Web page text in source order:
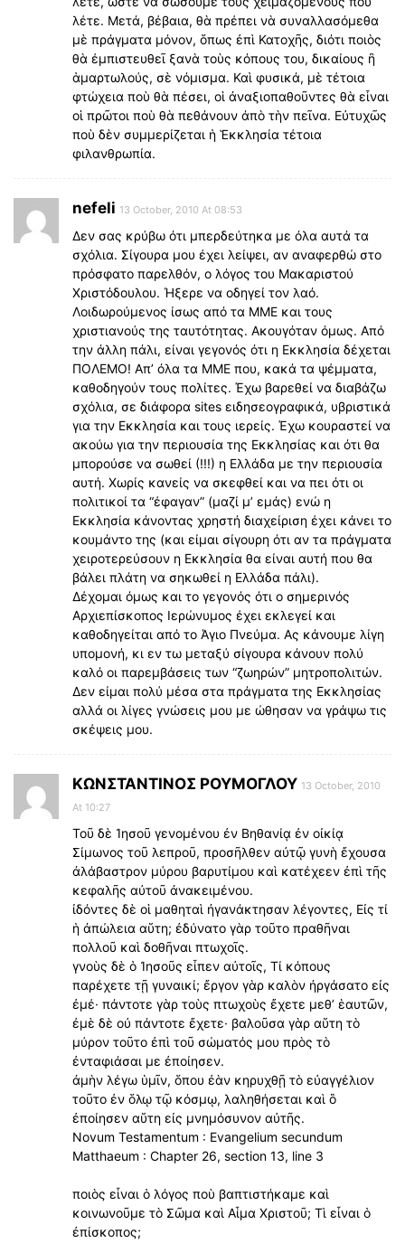
λέτε. Μετά, βέβαια, θὰ πρέπει νὰ συναλλασόμεθα
μὲ πράγματα μόνον, ὅπως ἐπὶ Κατοχῆς, διότι ποιὸς
θὰ έμπιστευθεῖ ξανὰ τοὺς κόπους του, δικαίους ἢ
ἁμαρτωλούς, σὲ νόμισμα. Καὶ φυσικά, μὲ τέτοια
φτώχεια ποὺ θὰ πέσει, οἱ ἀναξιοπαθοῦντες θὰ εἶναι
οἱ πρῶτοι ποὺ θὰ πεθάνουν άπὸ τὴν πεῖνα. Εὐτυχῶς
ποὺ δὲν συμμερίζεται ἡ Ἑκκλησία τέτοια
φιλανθρωπία.
nefeli 13 October, 2010 At 08:53
Δεν σας κρύβω ότι μπερδεύτηκα με όλα αυτά τα
σχόλια. Σίγουρα μου έχει λείψει, αν αναφερθώ στο
πρόσφατο παρελθόν, ο λόγος του Μακαριστού
Χριστόδουλου. Ήξερε να οδηγεί τον λαό.
Λοιδωρούμενος ίσως από τα ΜΜΕ και τους
χριστιανούς της ταυτότητας. Ακουγόταν όμως. Από
την άλλη πάλι, είναι γεγονός ότι η Εκκλησία δέχεται
ΠΟΛΕΜΟ! Απ’ όλα τα ΜΜΕ που, κακά τα ψέμματα,
καθοδηγούν τους πολίτες. Έχω βαρεθεί να διαβάζω
σχόλια, σε διάφορα sites ειδησεογραφικά, υβριστικά
για την Εκκλησία και τους ιερείς. Έχω κουραστεί να
ακούω για την περιουσία της Εκκλησίας και ότι θα
μπορούσε να σωθεί (!!!) η Ελλάδα με την περιουσία
αυτή. Χωρίς κανείς να σκεφθεί και να πει ότι οι
πολιτικοί τα “έφαγαν” (μαζί μ’ εμάς) ενώ η
Εκκλησία κάνοντας χρηστή διαχείριση έχει κάνει το
κουμάντο της (και είμαι σίγουρη ότι αν τα πράγματα
χειροτερεύσουν η Εκκλησία θα είναι αυτή που θα
βάλει πλάτη να σηκωθεί η Ελλάδα πάλι).
Δέχομαι όμως και το γεγονός ότι ο σημερινός
Αρχιεπίσκοπος Ιερώνυμος έχει εκλεγεί και
καθοδηγείται από το Άγιο Πνεύμα. Ας κάνουμε λίγη
υπομονή, κι εν τω μεταξύ σίγουρα κάνουν πολύ
καλό οι παρεμβάσεις των “ζωηρών” μητροπολιτών.
Δεν είμαι πολύ μέσα στα πράγματα της Εκκλησίας
αλλά οι λίγες γνώσεις μου με ώθησαν να γράψω τις
σκέψεις μου.
KΩΝΣΤΑΝΤΙΝΟΣ ΡΟΥΜΟΓΛΟΥ 13 October, 2010
At 10:27
Τοῦ δὲ Ἰησοῦ γενομένου ἐν Βηθανίᾳ ἐν οἰκίᾳ
Σίμωνος τοῦ λεπροῦ, προσῆλθεν αὐτῷ γυνὴ ἔχουσα
ἀλάβαστρον μύρου βαρυτίμου καὶ κατέχεεν ἐπὶ τῆς
κεφαλῆς αὐτοῦ ἀνακειμένου.
ἰδόντες δὲ οἱ μαθηταὶ ἠγανάκτησαν λέγοντες, Εἰς τί
ἡ ἀπώλεια αὕτη; ἐδύνατο γὰρ τοῦτο πραθῆναι
πολλοῦ καὶ δοθῆναι πτωχοῖς.
γνοὺς δὲ ὁ Ἰησοῦς εἶπεν αὐτοῖς, Τί κόπους
παρέχετε τῇ γυναικί; ἔργον γὰρ καλὸν ἠργάσατο εἰς
ἐμέ· πάντοτε γὰρ τοὺς πτωχοὺς ἔχετε μεθ’ ἑαυτῶν,
ἐμὲ δὲ οὐ πάντοτε ἔχετε· βαλοῦσα γὰρ αὕτη τὸ
μύρον τοῦτο ἐπὶ τοῦ σώματός μου πρὸς τὸ
ἐνταφιάσαι με ἐποίησεν.
ἀμὴν λέγω ὑμῖν, ὅπου ἐὰν κηρυχθῇ τὸ εὐαγγέλιον
τοῦτο ἐν ὅλῳ τῷ κόσμῳ, λαληθήσεται καὶ ὃ
ἐποίησεν αὕτη εἰς μνημόσυνον αὐτῆς.
Novum Testamentum : Evangelium secundum
Matthaeum : Chapter 26, section 13, line 3
ποιὸς εἶναι ὁ λόγος ποὺ βαπτιστήκαμε καὶ
κοινωνοῦμε τὸ Σῶμα καὶ Αἷμα Χριστοῦ; Τὶ εἶναι ὁ
ἐπίσκοπος;